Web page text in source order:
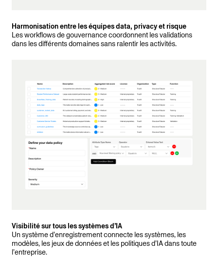
Harmonisation entre les équipes data, privacy et risque
Les workflows de gouvernance coordonnent les validations
dans les différents domaines sans ralentir les activités.
Visibilité sur tous les systèmes d’IA
Un système d’enregistrement connecte les systèmes, les
modèles, les jeux de données et les politiques d’IA dans toute
l’entreprise.